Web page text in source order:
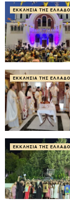
ΕΚΚΛΗΣΊΑ ΤΗΣ
ΕΚΚΛΗΣΊΑ ΤΗΣ
ΕΚΚΛΗΣΊΑ ΤΗΣ